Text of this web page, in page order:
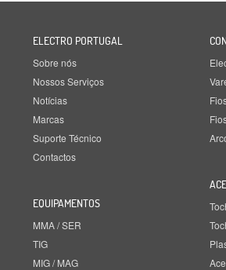
ELECTRO PORTUGAL
Sobre nós
Nossos Serviços
Notícias
Marcas
Suporte Técnico
Contactos
EQUIPAMENTOS
MMA / SER
TIG
MIG / MAG